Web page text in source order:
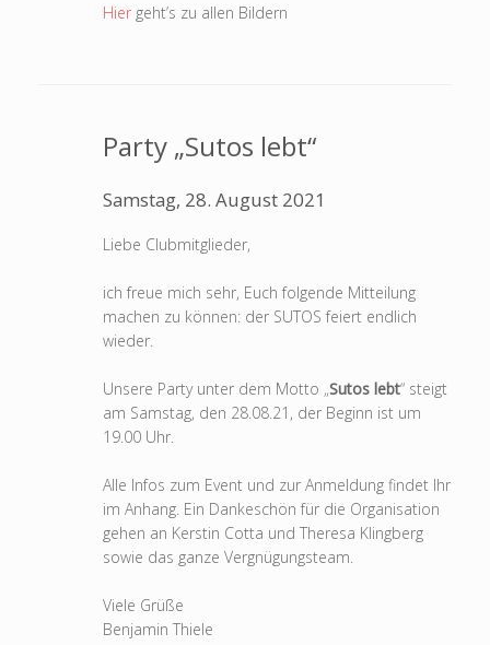
Hiergeht’s zu allen Bildern
Party „Sutos lebt“
Samstag, 28. August 2021
Liebe Clubmitglieder,
ich freue mich sehr, Euch folgende Mitteilung
machen zu können: der SUTOS feiert endlich
wieder.
Unsere Party unter dem Motto „Sutos lebt“ steigt
am Samstag, den 28.08.21, der Beginn ist um
19.00 Uhr.
Alle Infos zum Event und zur Anmeldung findet Ihr
im Anhang. Ein Dankeschön für die Organisation
gehen an Kerstin Cotta und Theresa Klingberg
sowie das ganze Vergnügungsteam.
Viele Grüße
Benjamin Thiele